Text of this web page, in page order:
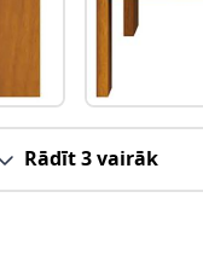
Rādīt 3 vairāk